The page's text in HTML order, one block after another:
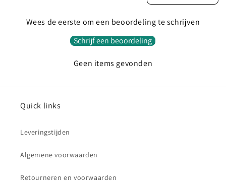
Wees de eerste om een beoordeling te schrijven
Schrijf een beoordeling
Geen items gevonden
Quick links
Leveringstijden
Algemene voorwaarden
Retourneren en voorwaarden